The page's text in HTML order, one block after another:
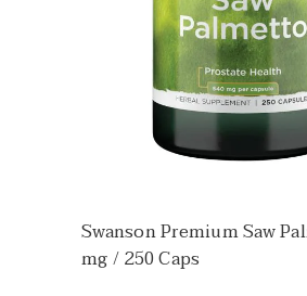
Swanson Premium Saw
mg / 250 Caps